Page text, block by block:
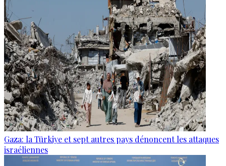
Gaza: la Türkiye et sept autres pays dénoncent les attaques
israéliennes